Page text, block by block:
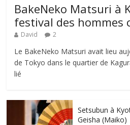
BakeNeko Matsuri à
festival des hommes
David 2
Le BakeNeko Matsuri avait lieu
de Tokyo dans le quartier de
lié
Setsubun à
Geisha (Maiko)